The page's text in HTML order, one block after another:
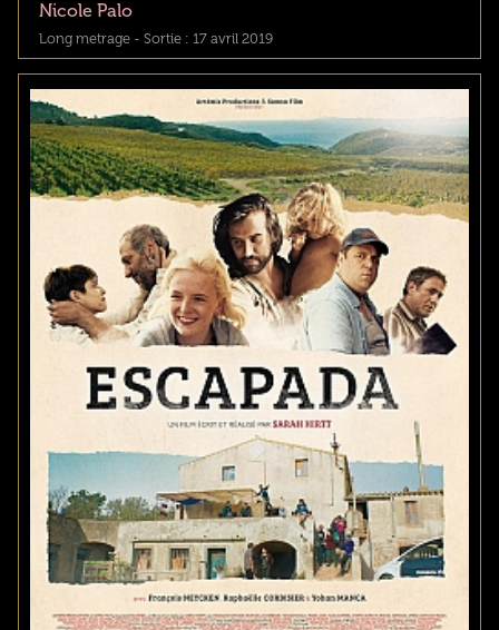
Nicole Palo
Long metrage - Sortie : 17 avril 2019